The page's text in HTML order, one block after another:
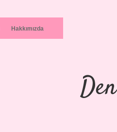
Hakkımızda